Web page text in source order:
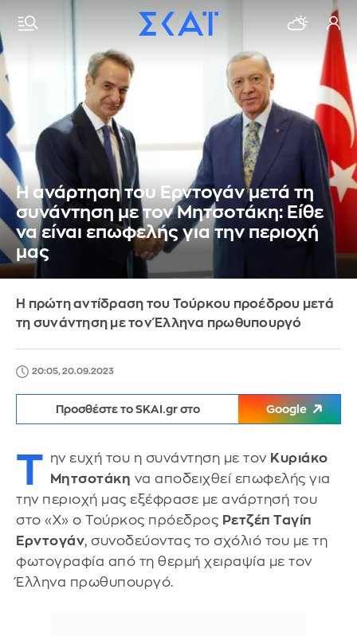
Η ανάρτηση του Ερντογάν μετά τη
συνάντηση με τον Μητσοτάκη: Είθε
να είναι επωφελής για την περιοχή
μας
Η πρώτη αντίδραση του Τούρκου προέδρου μετά
τη συνάντηση με τον Έλληνα πρωθυπουργό
20:05, 20.09.2023
Προσθέστε το SKAI.gr στο Google
Τ ην ευχή του η συνάντηση με τον Κυριάκο
Μητσοτάκη να αποδειχθεί επωφελής για
την περιοχή μας εξέφρασε με ανάρτησή του
στο «Χ» ο Τούρκος πρόεδρος Ρετζέπ Ταγίπ
Ερντογάν, συνοδεύοντας το σχόλιό του με τη
φωτογραφία από τη θερμή χειραψία με τον
Έλληνα πρωθυπουργό.